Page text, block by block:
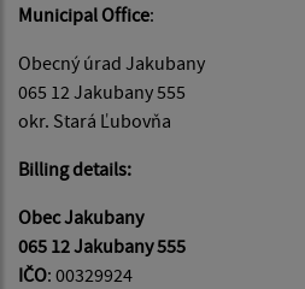
Municipal Office:
Obecný úrad Jakubany
065 12 Jakubany 555
okr. Stará Ľubovňa
Billing details:
Obec Jakubany
065 12 Jakubany 555
IČO: 00329924